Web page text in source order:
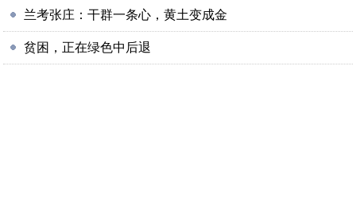
兰考张庄：干群一条心，黄土变成金
贫困，正在绿色中后退